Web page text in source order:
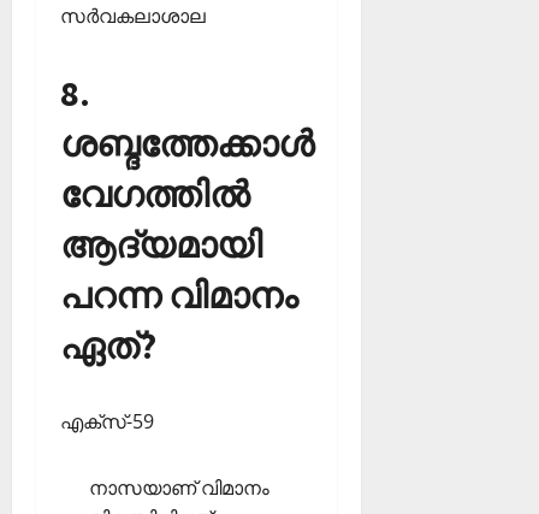
സര്‍വകലാശാല
8.
ശബ്ദത്തേക്കാള്‍
വേഗത്തില്‍
ആദ്യമായി
പറന്ന വിമാനം
ഏത്?
എക്‌സ്-59
നാസയാണ് വിമാനം